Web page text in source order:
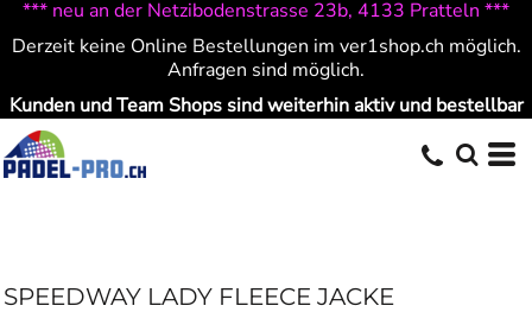
*** neu an der Netzibodenstrasse 23b, 4133 Pratteln ***
Derzeit keine Online Bestellungen im ver1shop.ch möglich.
Anfragen sind möglich.
Kunden und Team Shops sind weiterhin aktiv und bestellbar
SPEEDWAY LADY FLEECE JACKE